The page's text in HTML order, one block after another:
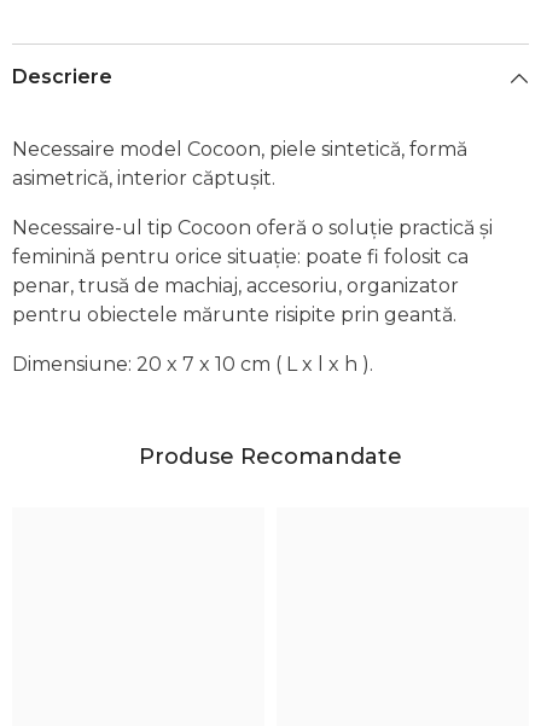
Descriere
Necessaire model Cocoon, piele sintetică, formă
asimetrică, interior căptușit.
Necessaire-ul tip Cocoon oferă o soluție practică și
feminină pentru orice situație: poate fi folosit ca
penar, trusă de machiaj, accesoriu, organizator
pentru obiectele mărunte risipite prin geantă.
Dimensiune: 20 x 7 x 10 cm ( L x l x h ).
Produse Recomandate